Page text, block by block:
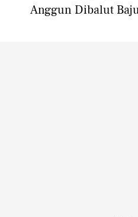
Anggun Dibalut